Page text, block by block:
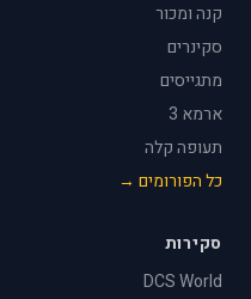
קנה ומכור
סקינרים
מתגייסים
ארמא 3
תעופה קלה
כל הפורומים →
סקירות
DCS World